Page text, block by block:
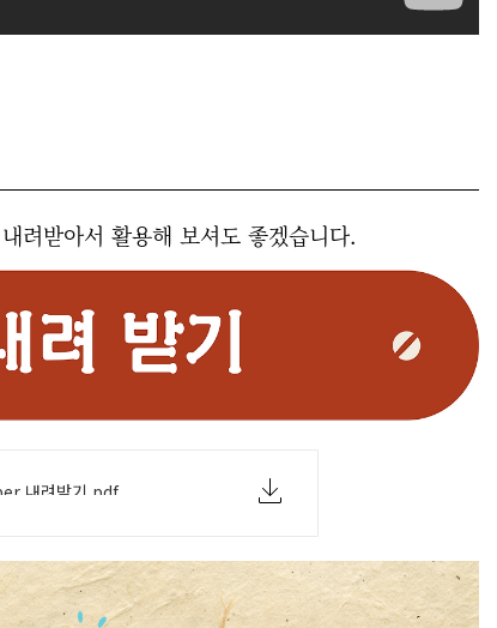
려받아서 활용해 보셔도 좋겠습니다.
내려받기.pdf